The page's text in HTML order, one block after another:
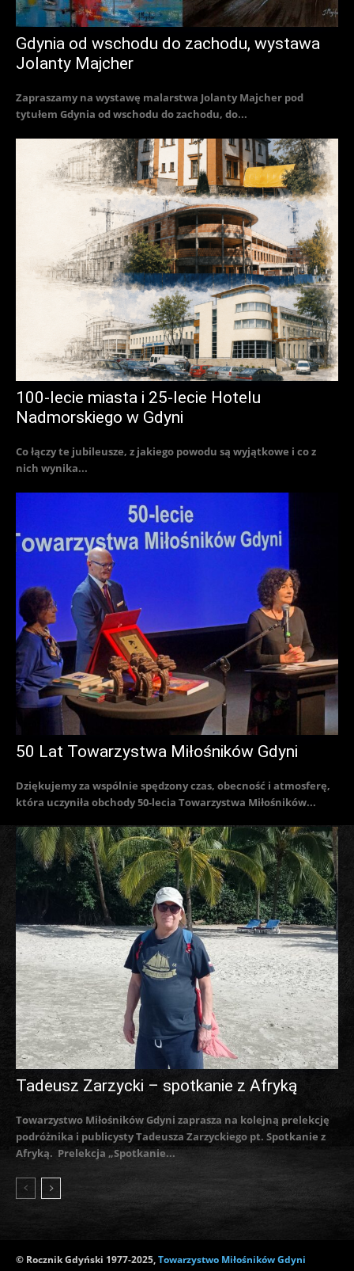
Gdynia od wschodu do zachodu, wystawa
Jolanty Majcher
Zapraszamy na wystawę malarstwa Jolanty Majcher pod
tytułem Gdynia od wschodu do zachodu, do...
100-lecie miasta i 25-lecie Hotelu
Nadmorskiego w Gdyni
Co łączy te jubileusze, z jakiego powodu są wyjątkowe i co z
nich wynika...
50 Lat Towarzystwa Miłośników Gdyni
Dziękujemy za wspólnie spędzony czas, obecność i atmosferę,
która uczyniła obchody 50-lecia Towarzystwa Miłośników...
Tadeusz Zarzycki – spotkanie z Afryką
Towarzystwo Miłośników Gdyni zaprasza na kolejną prelekcję
podróżnika i publicysty Tadeusza Zarzyckiego pt. Spotkanie z
Afryką. Prelekcja „Spotkanie...
© Rocznik Gdyński 1977-2025,Towarzystwo Miłośników Gdyni